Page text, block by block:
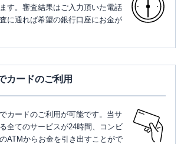
す。審査結果はご入力頂いた電話
に通れば希望の銀行口座にお金が
カードのご利用
カードのご利用が可能です。当サ
全てのサービスが24時間、コンビ
ATMからお金を引き出すことがで